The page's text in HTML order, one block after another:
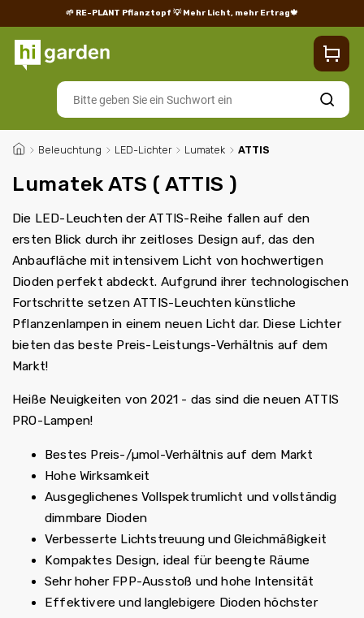
🌱 RE-PLANT Pflanztopf 💡 Mehr Licht, mehr Ertrag🍁
Suchen
/ Beleuchtung / LED-Lichter / Lumatek / ATTIS
Lumatek ATS ( ATTIS )
Die LED-Leuchten der ATTIS-Reihe fallen auf den
ersten Blick durch ihr zeitloses Design auf, das den
Anbaufläche mit intensivem Licht von hochwertigen
Dioden perfekt abdeckt. Aufgrund ihrer technologischen
Fortschritte setzen ATTIS-Leuchten künstliche
Pflanzenlampen in einem neuen Licht dar. Diese Lichter
bieten das beste Preis-Leistungs-Verhältnis auf dem
Markt!
Heiße Neuigkeiten von 2021 - das sind die neuen ATTIS
PRO-Lampen!
Bestes Preis-/µmol-Verhältnis auf dem Markt
Hohe Wirksamkeit
Ausgeglichenes Vollspektrumlicht und vollständig
dimmbare Dioden
Verbesserte Lichtstreuung und Gleichmäßigkeit
Kompaktes Design, ideal für beengte Räume
Sehr hoher FPP-Ausstoß und hohe Intensität
Effektivere und langlebigere Dioden höchster